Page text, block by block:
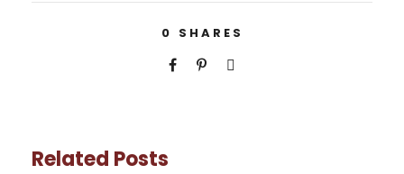
0 SHARES
Related Posts